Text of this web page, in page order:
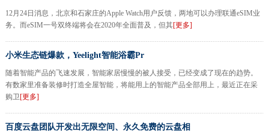
12月24日消息，北京和石家庄的Apple Watch用户反馈，两地可以办理联通eSIM业
务。而eSIM一号双终端将会在2020年全面普及，但其[更多]
小米生态链爆款，Yeelight智能浴霸Pr
随着智能产品的飞速发展，智能家居慢慢的被人接受，已经变成了现在的趋势。
有数家里准备装修时打造全屋智能，将能用上的智能产品全部用上，最近正在采
购卫[更多]
百度云盘团队开发出无限空间、永久免费的云盘相